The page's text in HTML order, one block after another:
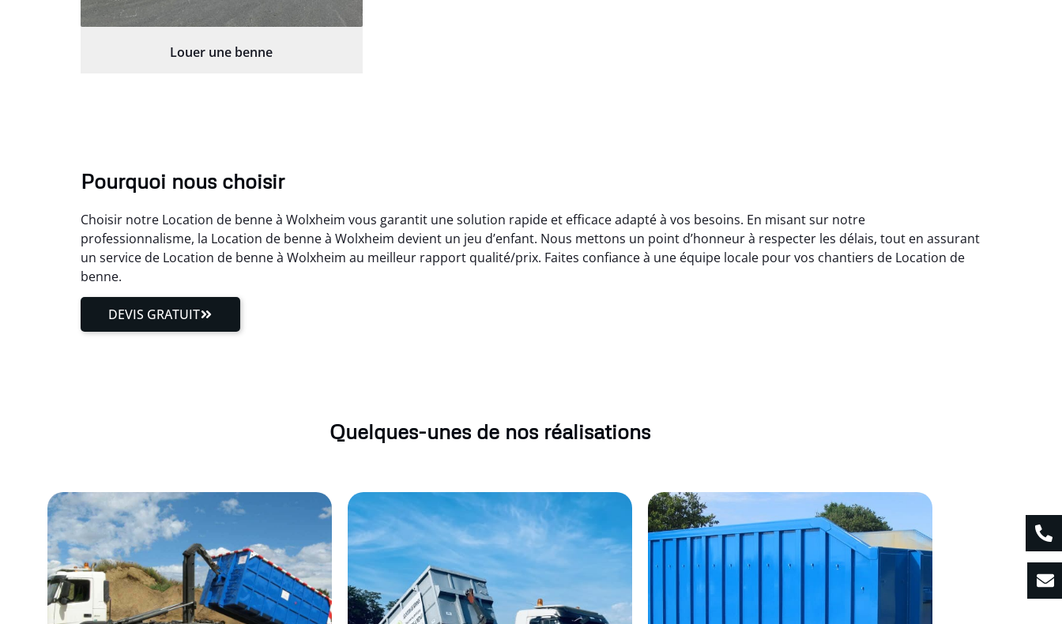
Louer une benne
Pourquoi nous choisir
Choisir notre Location de benne à Wolxheim vous garantit une solution rapide et efficace adapté à vos besoins. En misant sur notre
professionnalisme, la Location de benne à Wolxheim devient un jeu d’enfant. Nous mettons un point d’honneur à respecter les délais, tout en assurant
un service de Location de benne à Wolxheim au meilleur rapport qualité/prix. Faites confiance à une équipe locale pour vos chantiers de Location de
benne.
DEVIS GRATUIT
Quelques-unes de nos réalisations